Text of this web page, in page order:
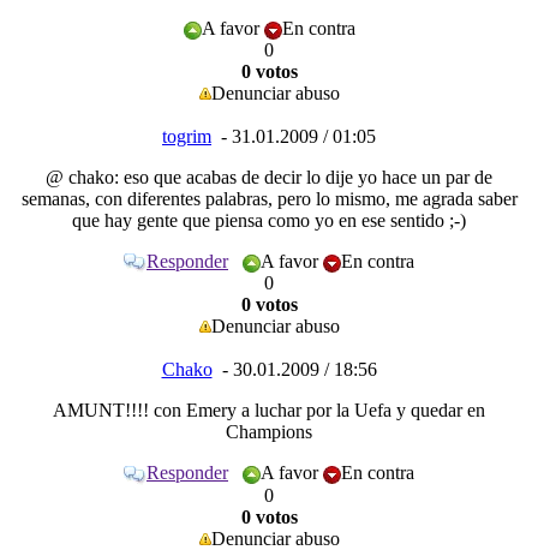
A favor
En contra
0
0 votos
Denunciar abuso
togrim - 31.01.2009 / 01:05
@ chako: eso que acabas de decir lo dije yo hace un par de
semanas, con diferentes palabras, pero lo mismo, me agrada saber
que hay gente que piensa como yo en ese sentido ;-)
Responder
A favor
En contra
0
0 votos
Denunciar abuso
Chako - 30.01.2009 / 18:56
AMUNT!!!! con Emery a luchar por la Uefa y quedar en
Champions
Responder
A favor
En contra
0
0 votos
Denunciar abuso